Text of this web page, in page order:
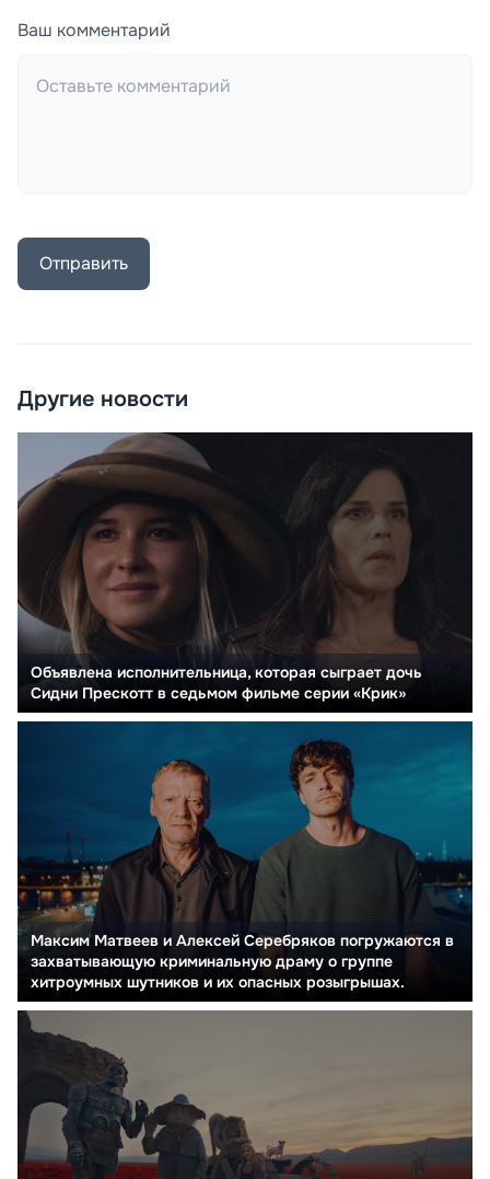
Ваш комментарий
Отправить
Другие новости
Объявлена исполнительница, которая сыграет дочь
Сидни Прескотт в седьмом фильме серии «Крик»
Максим Матвеев и Алексей Серебряков погружаются в
захватывающую криминальную драму о группе
хитроумных шутников и их опасных розыгрышах.